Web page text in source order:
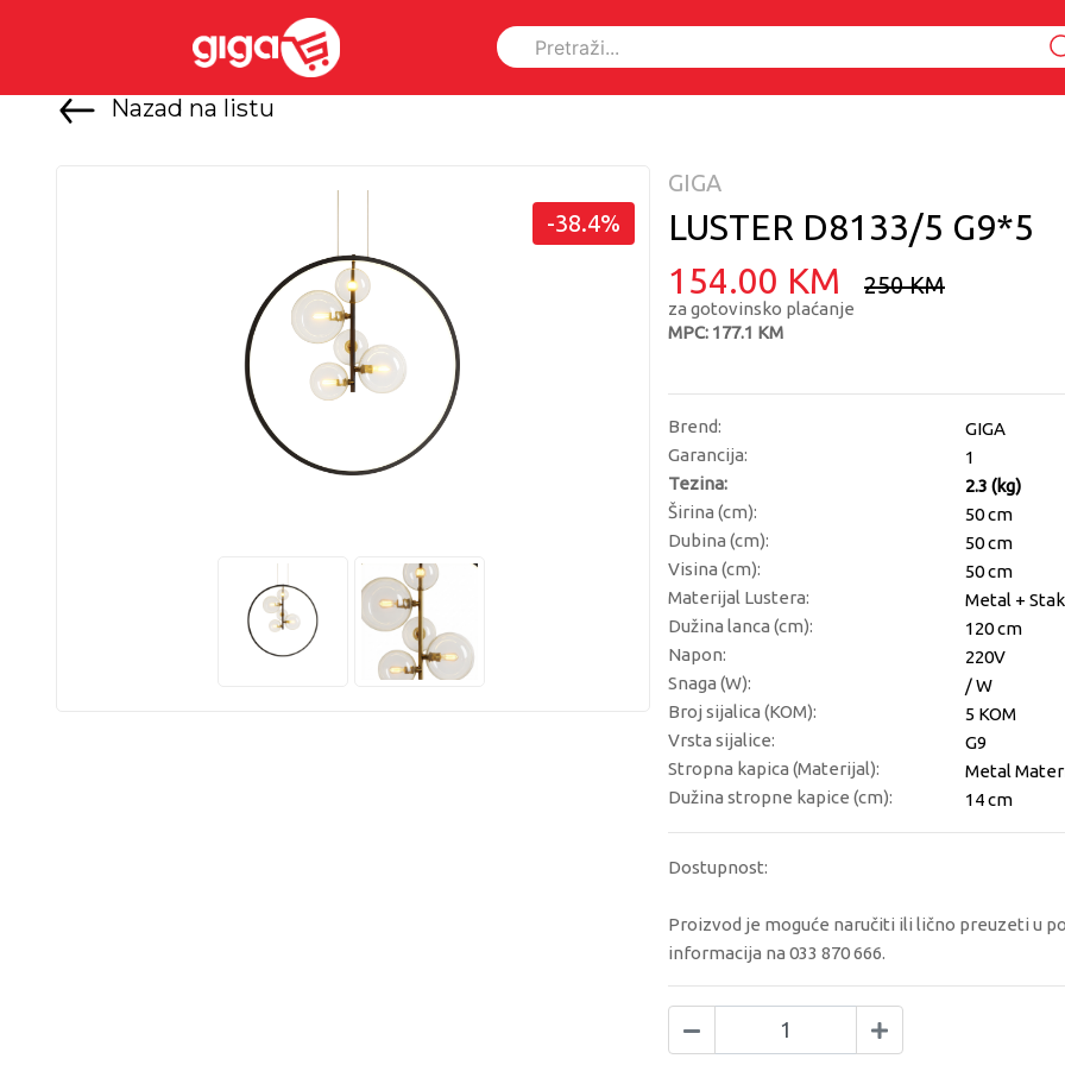
Nazad na listu
-38.4%
GIGA
LUSTER D8133/5 G9*5
154.00 KM
za gotovinsko plaćanje
250 KM
MPC: 177.1 KM
Brend:
GIGA
Garancija:
1
Tezina:
2.3 (kg)
Širina (cm):
50 cm
Dubina (cm):
50 cm
Visina (cm):
50 cm
Materijal Lustera:
Metal +
Dužina lanca (cm):
120 cm
Napon:
220V
Snaga (W):
/ W
Broj sijalica (KOM):
5 KOM
Vrsta sijalice:
G9
Stropna kapica (Materijal):
Metal
Dužina stropne kapice (cm):
14 cm
Dostupnost:
Proizvod je moguće naručiti ili lično preuzeti u
informacija na 033 870 666.